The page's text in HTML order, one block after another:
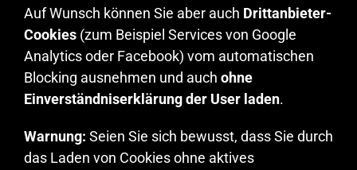
Auf Wunsch können Sie aber auch Drittanbieter-
Cookies (zum Beispiel Services von Google
Analytics oder Facebook) vom automatischen
Blocking ausnehmen und auch ohne
Einverständniserklärung der User laden.
Warnung: Seien Sie sich bewusst, dass Sie durch
das Laden von Cookies ohne aktives